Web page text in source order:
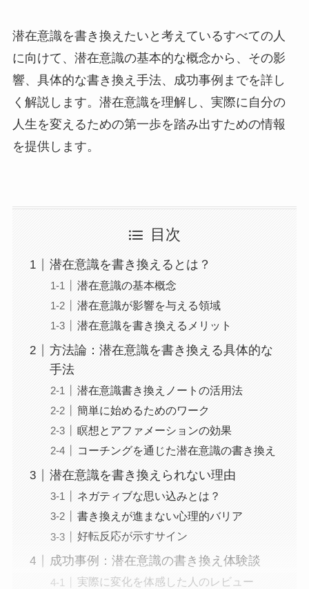
潜在意識を書き換えたいと考えているすべての人
に向けて、潜在意識の基本的な概念から、その影
響、具体的な書き換え手法、成功事例までを詳し
く解説します。潜在意識を理解し、実際に自分の
人生を変えるための第一歩を踏み出すための情報
を提供します。
目次
潜在意識を書き換えるとは？
潜在意識の基本概念
潜在意識が影響を与える領域
潜在意識を書き換えるメリット
方法論：潜在意識を書き換える具体的な
手法
潜在意識書き換えノートの活用法
簡単に始めるためのワーク
瞑想とアファメーションの効果
コーチングを通じた潜在意識の書き換え
潜在意識を書き換えられない理由
ネガティブな思い込みとは？
書き換えが進まない心理的バリア
好転反応が示すサイン
成功事例：潜在意識の書き換え体験談
実際に変化を体感した人のレビュー